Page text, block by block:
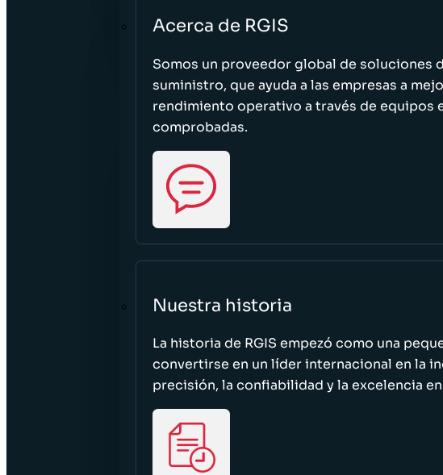
Acerca de RGIS
Somos un proveedor global de soluciones
suministro, que ayuda a las empresas a
rendimiento operativo a través de equipos
comprobadas.
Nuestra historia
La historia de RGIS empezó como una
convertirse en un líder internacional en la
precisión, la confiabilidad y la excelencia